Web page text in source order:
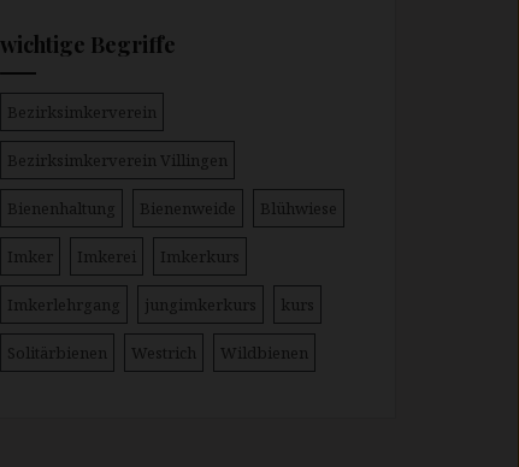
wichtige Begriffe
Bezirksimkerverein
Bezirksimkerverein Villingen
Bienenhaltung Bienenweide Blühwiese
Imker Imkerei Imkerkurs
Imkerlehrgang jungimkerkurs kurs
Solitärbienen Westrich Wildbienen